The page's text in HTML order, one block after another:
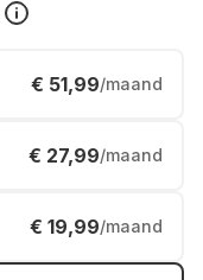
€ 51,99/maand
€ 27,99/maand
€ 19,99/maand